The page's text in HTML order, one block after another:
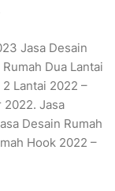
Jasa Desain
Dua Lantai
Lantai 2022 –
2022. Jasa
Desain Rumah
Hook 2022 –